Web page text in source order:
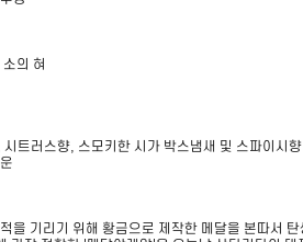
의 혀
트러스향, 스모키한 시가 박스냄새 및 스파이시향
을 기리기 위해 황금으로 제작한 메달을 본따서